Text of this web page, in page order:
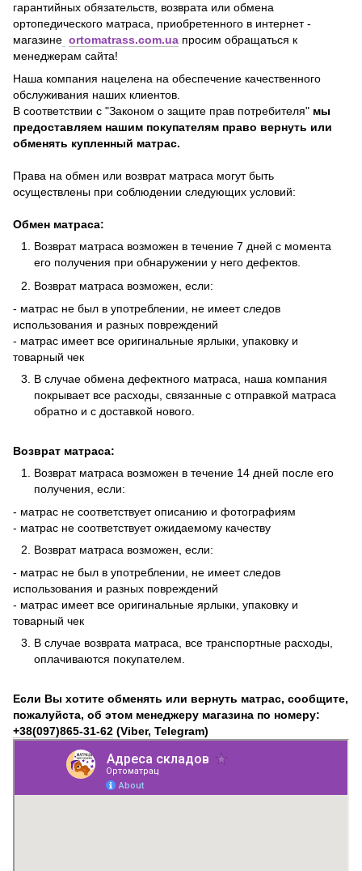
гарантийных обязательств, возврата или обмена
ортопедического матраса, приобретенного в интернет -
магазине ortomatrass.com.ua просим обращаться к
менеджерам сайта!
Наша компания нацелена на обеспечение качественного
обслуживания наших клиентов.
В соответствии с "Законом о защите прав потребителя" мы
предоставляем нашим покупателям право вернуть или
обменять купленный матрас.
Права на обмен или возврат матраса могут быть
осуществлены при соблюдении следующих условий:
Обмен матраса:
Возврат матраса возможен в течение 7 дней с момента
его получения при обнаружении у него дефектов.
Возврат матраса возможен, если:
- матрас не был в употреблении, не имеет следов
использования и разных повреждений
- матрас имеет все оригинальные ярлыки, упаковку и
товарный чек
В случае обмена дефектного матраса, наша компания
покрывает все расходы, связанные с отправкой матраса
обратно и с доставкой нового.
Возврат матраса:
Возврат матраса возможен в течение 14 дней после его
получения, если:
- матрас не соответствует описанию и фотографиям
- матрас не соответствует ожидаемому качеству
Возврат матраса возможен, если:
- матрас не был в употреблении, не имеет следов
использования и разных повреждений
- матрас имеет все оригинальные ярлыки, упаковку и
товарный чек
В случае возврата матраса, все транспортные расходы,
оплачиваются покупателем.
Если Вы хотите обменять или вернуть матрас, сообщите,
пожалуйста, об этом менеджеру магазина по номеру:
+38(097)865-31-62 (Viber, Telegram)